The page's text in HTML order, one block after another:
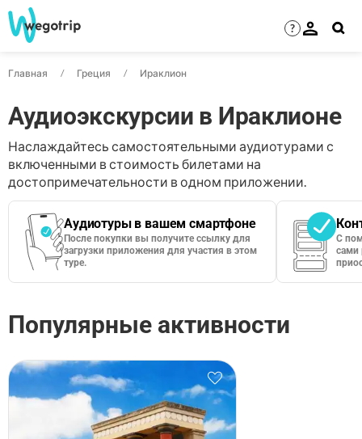
?
Главная Греция Ираклион
Аудиоэкскурсии в Ираклионе
Наслаждайтесь самостоятельными аудиотурами с
включенными в стоимость билетами на
достопримечательности в одном приложении.
Аудиотуры в вашем смартфоне
После покупки вы получите ссылку для
загрузки приложения для участия в этом
туре.
С
сами
Популярные активности